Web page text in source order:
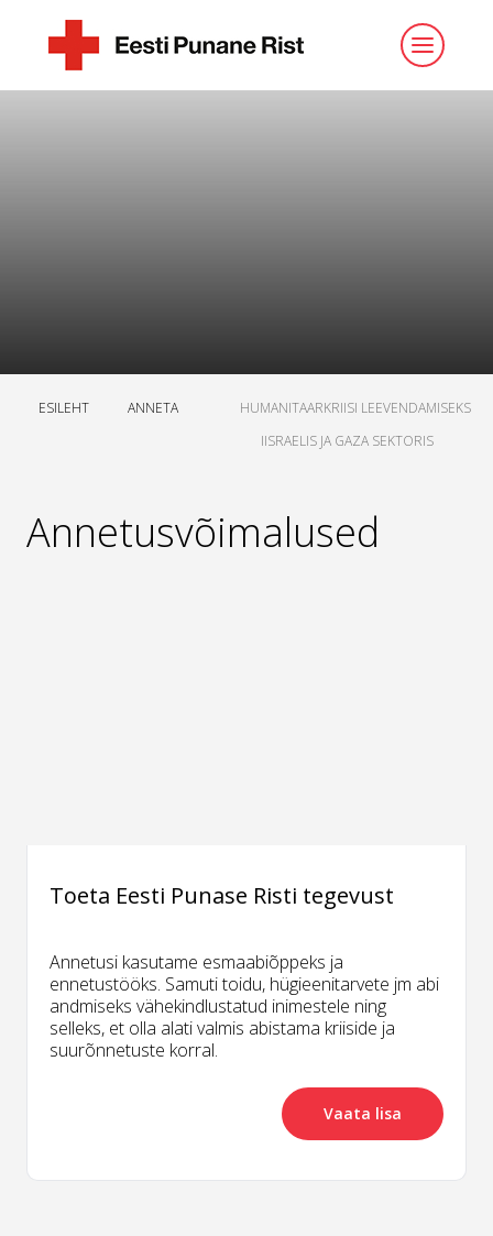
ESILEHT ANNETA
HUMANITAARKRIISI LEEVENDAMISEKS
IISRAELIS JA GAZA SEKTORIS
Annetusvõimalused
Toeta Eesti Punase Risti tegevust
Annetusi kasutame esmaabiõppeks ja
ennetustööks. Samuti toidu, hügieenitarvete jm abi
andmiseks vähekindlustatud inimestele ning
selleks, et olla alati valmis abistama kriiside ja
suurõnnetuste korral.
Vaata lisa